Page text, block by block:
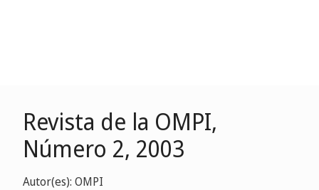
Revista de la OMPI,
Número 2, 2003
Autor(es): OMPI